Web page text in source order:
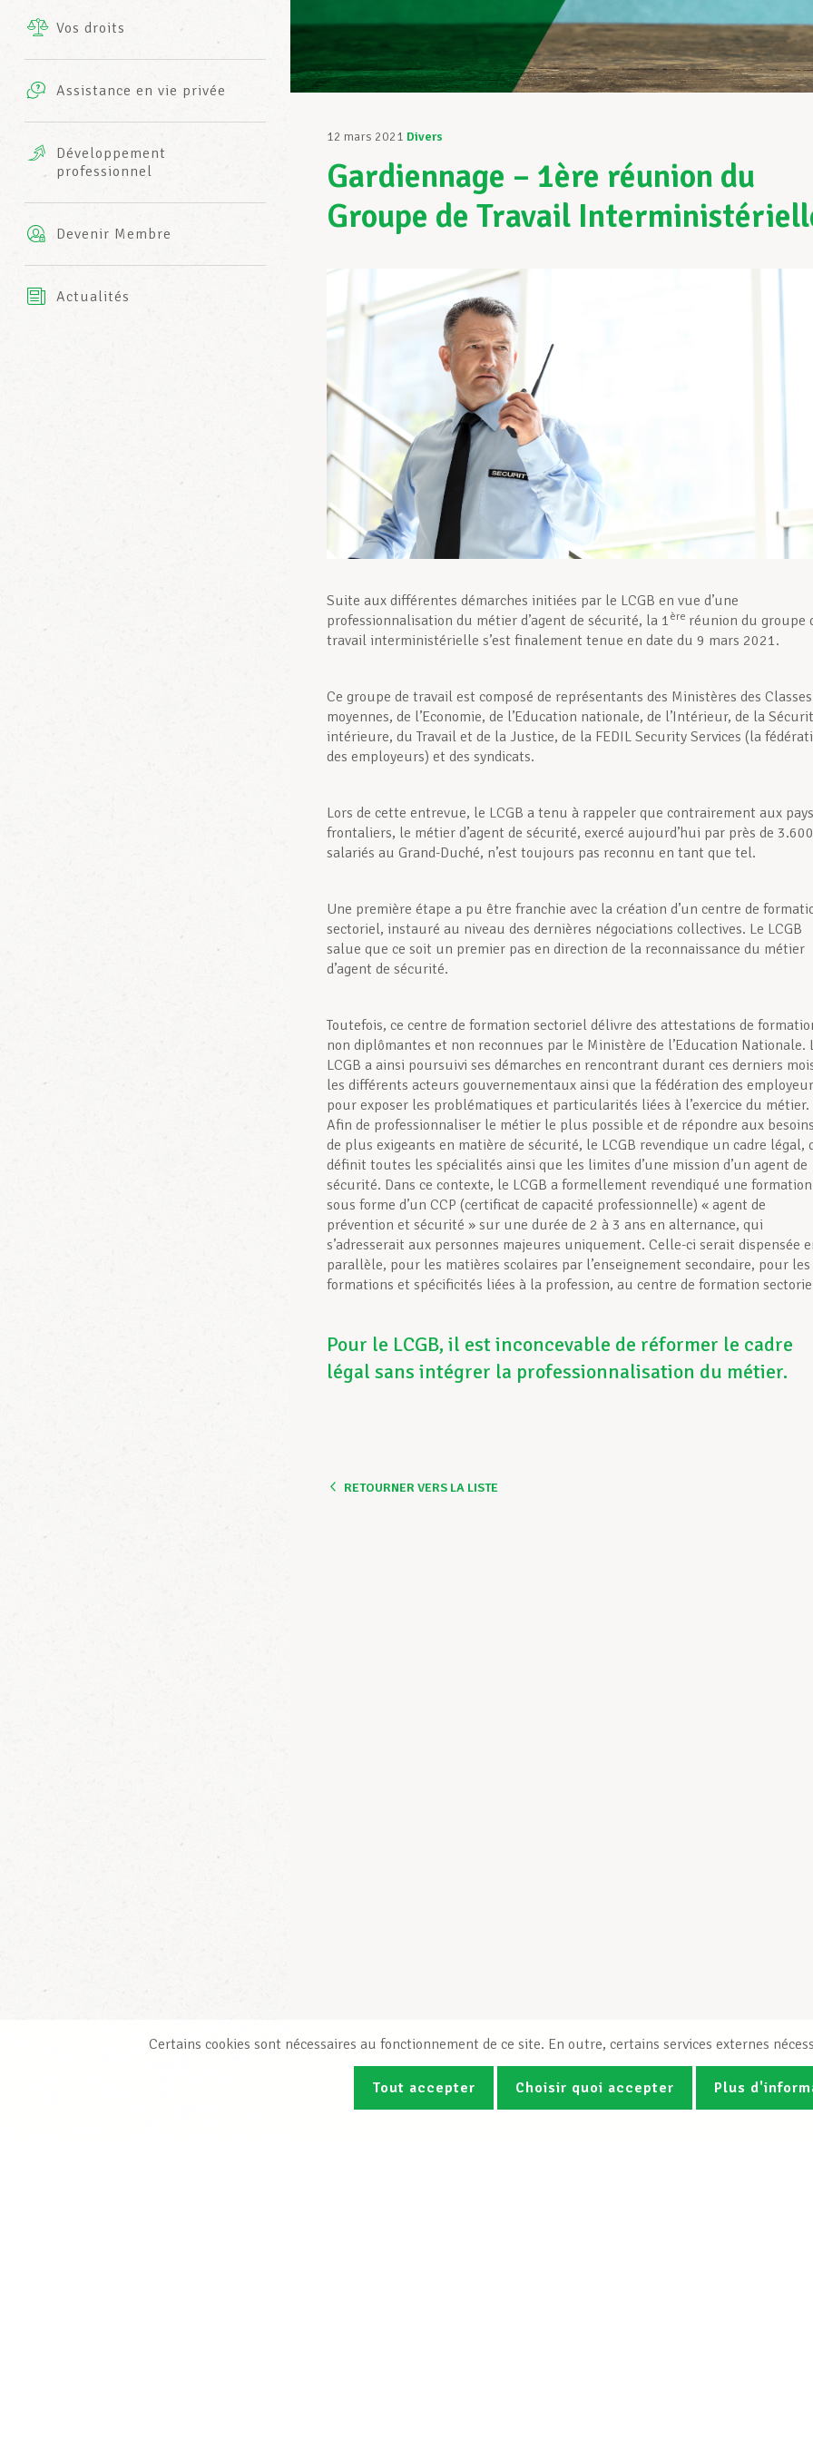
INFO-CENTER
Vos droits
Assistance en vie privée
complémentaires
AXA
Développement
professionnel
Devenir Membre
Actualités
12 mars 2021 Divers
Gardiennage – 1ère réunion du
Groupe de Travail
Suite aux différentes démarches initiées par le LCGB en vue d’une
professionnalisation du métier d’agent de sécu­rité, la 1 ère réunion du groupe
travail interministérielle s’est finalement tenue en date du 9 mars 2021.
Ce groupe de travail est composé de représentants des Ministères des Classes
moyennes, de l’Economie, de l’Edu­cation nationale, de l’Intérieur, de la
intérieure, du Travail et de la Justice, de la FEDIL Security Services (la
des employeurs) et des syndicats.
Lors de cette entrevue, le LCGB a tenu à rappeler que contrairement aux pays
frontaliers, le métier d’agent de sécurité, exercé aujourd’hui par près de 3.600
salariés au Grand-Duché, n’est toujours pas reconnu en tant que tel.
Une première étape a pu être franchie avec la création d’un centre de
sectoriel, instauré au niveau des dernières négociations collectives. Le LCGB
salue que ce soit un premier pas en direction de la reconnaissance du métier
d’agent de sécurité.
Toutefois, ce centre de formation sectoriel délivre des at­testations de
non diplômantes et non recon­nues par le Ministère de l’Education Nationale.
LCGB a ainsi poursuivi ses démarches en rencontrant durant ces derniers
les différents acteurs gouvernementaux ainsi que la fédération des
pour exposer les problématiques et particularités liées à l’exercice du métier.
Afin de professionnaliser le métier le plus possible et de répondre aux
de plus exigeants en matière de sécurité, le LCGB revendique un cadre légal,
définit toutes les spécialités ainsi que les limites d’une mission d’un agent de
sécurité. Dans ce contexte, le LCGB a formellement revendiqué une formation
sous forme d’un CCP (certificat de capacité professionnelle) « agent de
prévention et sécurité » sur une durée de 2 à 3 ans en alternance, qui
s’adresserait aux personnes majeures uniquement. Celle-ci serait dispensée
parallèle, pour les matières scolaires par l’enseignement secondaire, pour les
formations et spécificités liées à la profession, au centre de formation
Pour le LCGB, il est inconcevable de réformer le cadre
légal sans intégrer la professionnalisation du métier.
RETOURNER VERS LA LISTE
Certains cookies sont nécessaires au fonctionnement de ce site. En outre, certains services externes
Tout accepter Choisir quoi accepter Plus